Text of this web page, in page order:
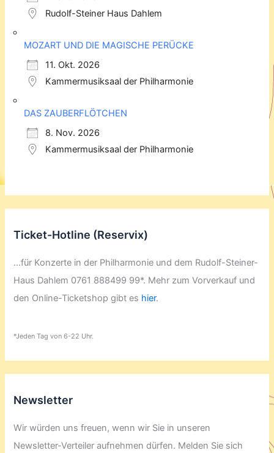
Rudolf-Steiner Haus Dahlem
MOZART UND DIE MAGISCHE PERÜCKE
11. Okt. 2026
Kammermusiksaal der Philharmonie
DAS ZAUBERFLÖTCHEN
8. Nov. 2026
Kammermusiksaal der Philharmonie
Ticket-Hotline (Reservix)
...für Konzerte in der Philharmonie und dem Rudolf-Steiner-
Haus Dahlem 0761 888499 99*. Mehr zum Vorverkauf und
den Online-Ticketshop gibt es hier.
*Jeden Tag von 6-22 Uhr.
Newsletter
Wir würden uns freuen, wenn wir Sie in unseren
Newsletter-Verteiler aufnehmen dürfen. Melden Sie sich